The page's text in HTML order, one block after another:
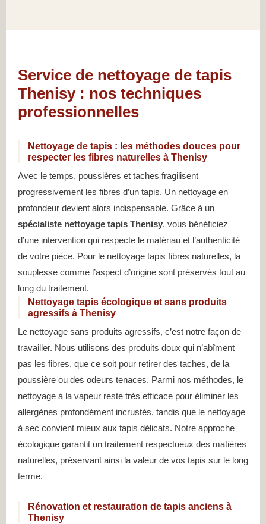
Service de nettoyage de tapis
Thenisy : nos techniques
professionnelles
Nettoyage de tapis : les méthodes douces pour
respecter les fibres naturelles à Thenisy
Avec le temps, poussières et taches fragilisent
progressivement les fibres d’un tapis. Un nettoyage en
profondeur devient alors indispensable. Grâce à un
spécialiste nettoyage tapis Thenisy, vous bénéficiez
d’une intervention qui respecte le matériau et l’authenticité
de votre pièce. Pour le nettoyage tapis fibres naturelles, la
souplesse comme l’aspect d’origine sont préservés tout au
long du traitement.
Nettoyage tapis écologique et sans produits
agressifs à Thenisy
Le nettoyage sans produits agressifs, c’est notre façon de
travailler. Nous utilisons des produits doux qui n’abîment
pas les fibres, que ce soit pour retirer des taches, de la
poussière ou des odeurs tenaces. Parmi nos méthodes, le
nettoyage à la vapeur reste très efficace pour éliminer les
allergènes profondément incrustés, tandis que le nettoyage
à sec convient mieux aux tapis délicats. Notre approche
écologique garantit un traitement respectueux des matières
naturelles, préservant ainsi la valeur de vos tapis sur le long
terme.
Rénovation et restauration de tapis anciens à
Thenisy